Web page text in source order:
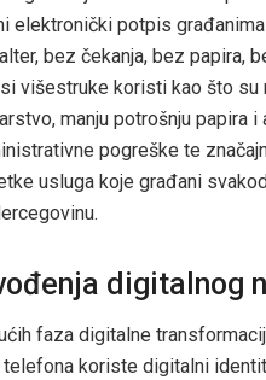
potpis
bez čekanja, bez papira,
višestruke koristi kao što su
manju potrošnju papira
pogreške te
usluga koje građani
digitalnog
faza digitalne
telefona koriste digitalni